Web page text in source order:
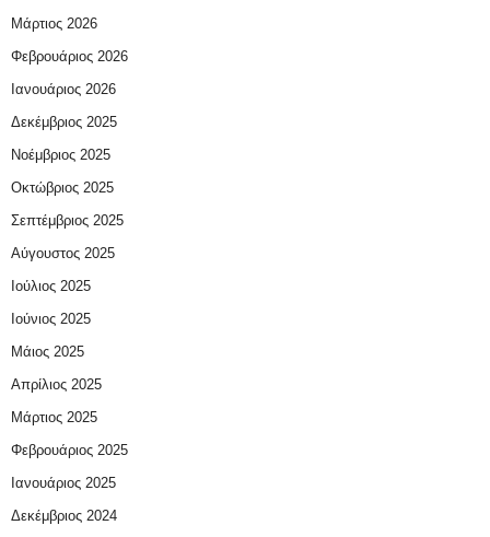
Μάρτιος 2026
Φεβρουάριος 2026
Ιανουάριος 2026
Δεκέμβριος 2025
Νοέμβριος 2025
Οκτώβριος 2025
Σεπτέμβριος 2025
Αύγουστος 2025
Ιούλιος 2025
Ιούνιος 2025
Μάιος 2025
Απρίλιος 2025
Μάρτιος 2025
Φεβρουάριος 2025
Ιανουάριος 2025
Δεκέμβριος 2024